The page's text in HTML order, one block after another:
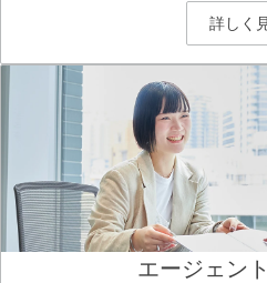
詳しく
エージェン